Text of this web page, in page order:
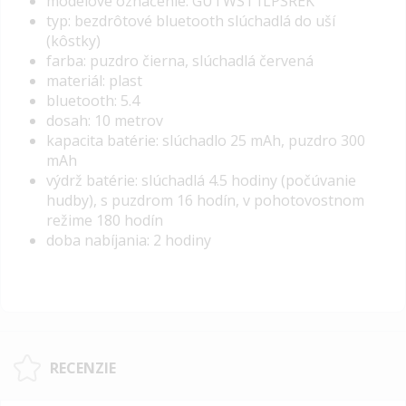
typ: bezdrôtové bluetooth slúchadlá do uší
(kôstky)
farba: puzdro čierna, slúchadlá červená
materiál: plast
bluetooth: 5.4
dosah: 10 metrov
kapacita batérie: slúchadlo 25 mAh, puzdro 300
mAh
výdrž batérie: slúchadlá 4.5 hodiny (počúvanie
hudby), s puzdrom 16 hodín, v pohotovostnom
režime 180 hodín
doba nabíjania: 2 hodiny
RECENZIE